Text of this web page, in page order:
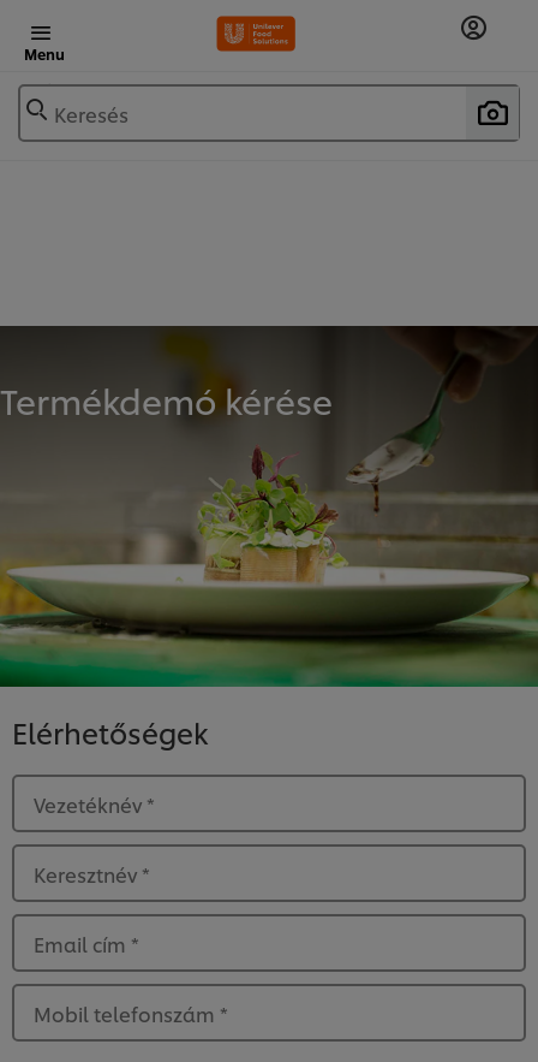
Menu
Keresés
Termékdemó kérése
Elérhetőségek
Vezetéknév *
Keresztnév *
Email cím *
Mobil telefonszám *